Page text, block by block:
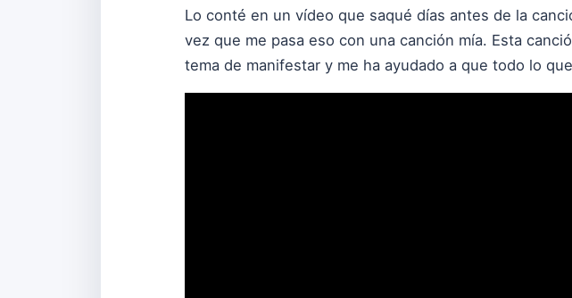
Lo conté en un vídeo que saqué días antes de la
vez que me pasa eso con una canción mía. Esta
tema de manifestar y me ha ayudado a que todo lo